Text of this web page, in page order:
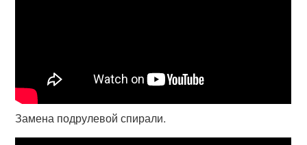
Замена подрулевой спирали.